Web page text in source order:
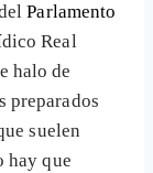
Parlamento
Real
halo de
preparados
suelen
hay que